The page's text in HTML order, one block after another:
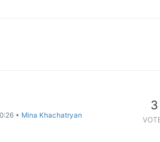
• Mina Khachatryan
3